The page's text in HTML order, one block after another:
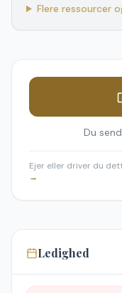
Flere ressourcer
Du
Ejer eller driver du
→
Ledighed